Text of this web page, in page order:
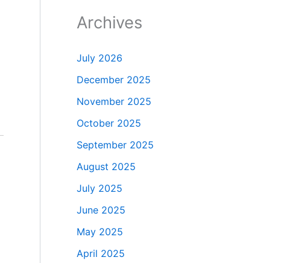
Archives
July 2026
December 2025
November 2025
October 2025
September 2025
August 2025
July 2025
June 2025
May 2025
April 2025